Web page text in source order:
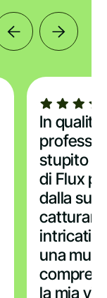
In
stupito
di Flux
dalla sua
intricati.
una
la mia